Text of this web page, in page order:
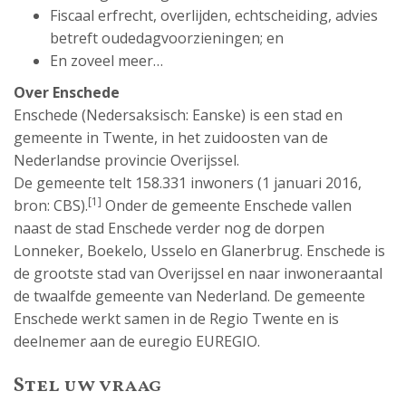
Fiscaal erfrecht, overlijden, echtscheiding, advies
betreft oudedagvoorzieningen; en
En zoveel meer…
Over Enschede
Enschede (Nedersaksisch: Eanske) is een stad en
gemeente in Twente, in het zuidoosten van de
Nederlandse provincie Overijssel.
De gemeente telt 158.331 inwoners (1 januari 2016,
bron: CBS).[1] Onder de gemeente Enschede vallen
naast de stad Enschede verder nog de dorpen
Lonneker, Boekelo, Usselo en Glanerbrug. Enschede is
de grootste stad van Overijssel en naar inwoneraantal
de twaalfde gemeente van Nederland. De gemeente
Enschede werkt samen in de Regio Twente en is
deelnemer aan de euregio EUREGIO.
Stel uw vraag